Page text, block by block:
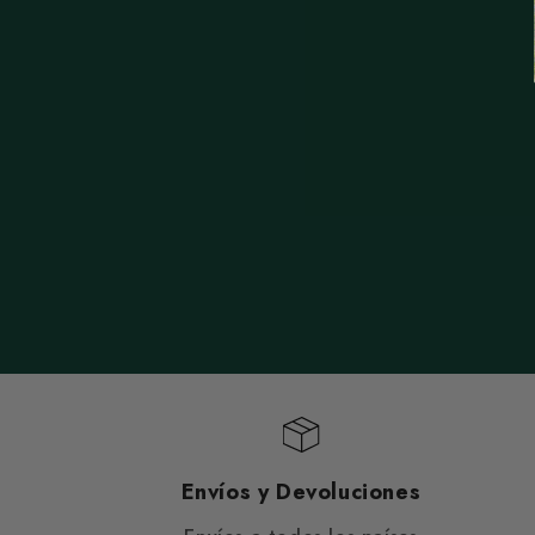
Envíos y Devoluciones